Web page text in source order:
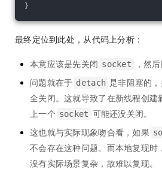
}
最终定位到此处，从代码上分析：
本意应该是先关闭 socket
，然
问题就在于 detach 是非阻塞的
全关闭。这就导致了在新线程创建
上一个 socket 可能还没关闭。
这也就与实际现象吻合看，如果
不会存在这种问题。而本地复现时，
没有实际场景复杂，故难以复现。